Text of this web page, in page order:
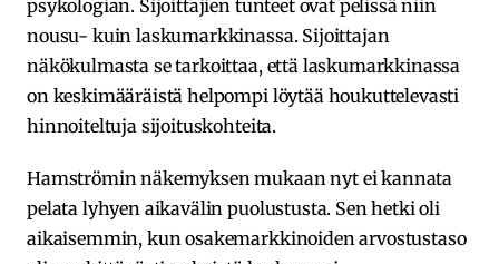
psykologian. Sijoittajien tunteet ovat pelissä niin
nousu- kuin laskumarkkinassa. Sijoittajan
näkökulmasta se tarkoittaa, että laskumarkkinassa
on keskimääräistä helpompi löytää houkuttelevasti
hinnoiteltuja sijoituskohteita.
Hamströmin näkemyksen mukaan nyt ei kannata
pelata lyhyen aikavälin puolustusta. Sen hetki oli
aikaisemmin, kun osakemarkkinoiden arvostustaso